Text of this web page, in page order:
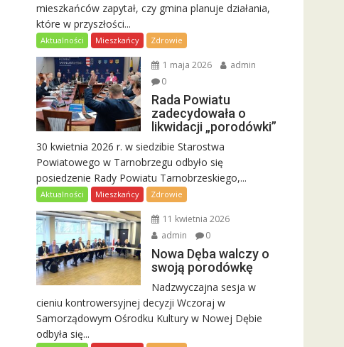
mieszkańców zapytał, czy gmina planuje działania,
które w przyszłości...
Aktualności Mieszkańcy Zdrowie
1 maja 2026
admin
0
Rada Powiatu
zadecydowała o
likwidacji „porodówki”
30 kwietnia 2026 r. w siedzibie Starostwa
Powiatowego w Tarnobrzegu odbyło się
posiedzenie Rady Powiatu Tarnobrzeskiego,...
Aktualności Mieszkańcy Zdrowie
11 kwietnia 2026
admin
0
Nowa Dęba walczy o
swoją porodówkę
Nadzwyczajna sesja w
cieniu kontrowersyjnej decyzji Wczoraj w
Samorządowym Ośrodku Kultury w Nowej Dębie
odbyła się...